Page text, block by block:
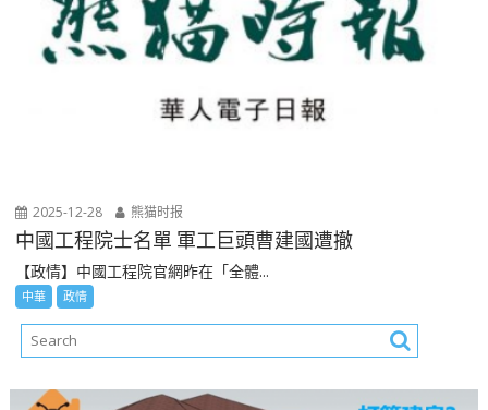
2025-12-28 熊猫时报
中國工程院士名單 軍工巨頭曹建國遭撤
【政情】中國工程院官網昨在「全體...
中華 政情